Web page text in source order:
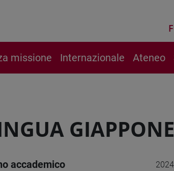
missione Internazionale Ateneo
accademico